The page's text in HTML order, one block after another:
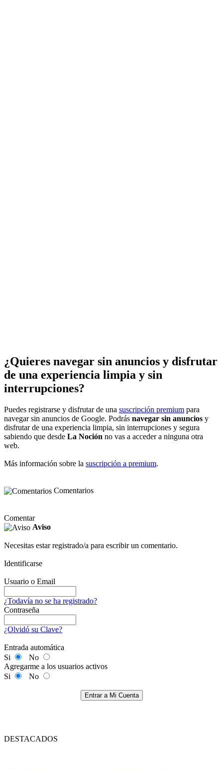
¿Quieres navegar sin anuncios y disfrutar
de una experiencia limpia y sin
interrupciones?
Puedes registrarse y disfrutar de una suscripción premium para
navegar sin anuncios de Google. Podrás navegar sin anuncios y
disfrutar de una experiencia limpia, sin interrupciones y segura
sabiendo que desde La Noción no vas a acceder a ninguna otra
web.
Más información sobre la suscripción a premium.
Comentarios
Comentar
Aviso
Necesitas estar registrado/a para escribir un comentario.
Identificarse
Usuario o Email
¿Todavía no se ha registrado?
Contraseña
¿Olvidó su Clave?
Entrada automática
Si
No
Agregarme a los usuarios activos
Si
No
Entrar a Mi Cuenta
DESTACADOS